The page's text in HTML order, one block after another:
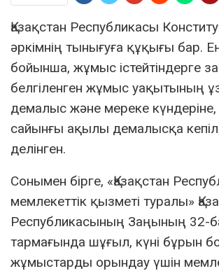
Қазақстан Республикасы
әркімнің тынығуға құқығы бар.
бойынша, жұмыс істейтіндерге
белгіленген жұмыс уақытының
демалыс және мереке
сайынғы ақылы демалысқа
делінген.
Сонымен бірге, «Қазақстан
мемлекеттік қызметі туралы»
Республикасының Заңының 32-
тармағында шұғыл, күнi бұрын
жұмыстарды орындау үшiн